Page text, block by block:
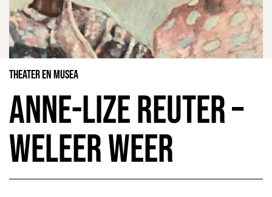
Theater en Musea
Anne-Lize Reuter –
Weleer weer